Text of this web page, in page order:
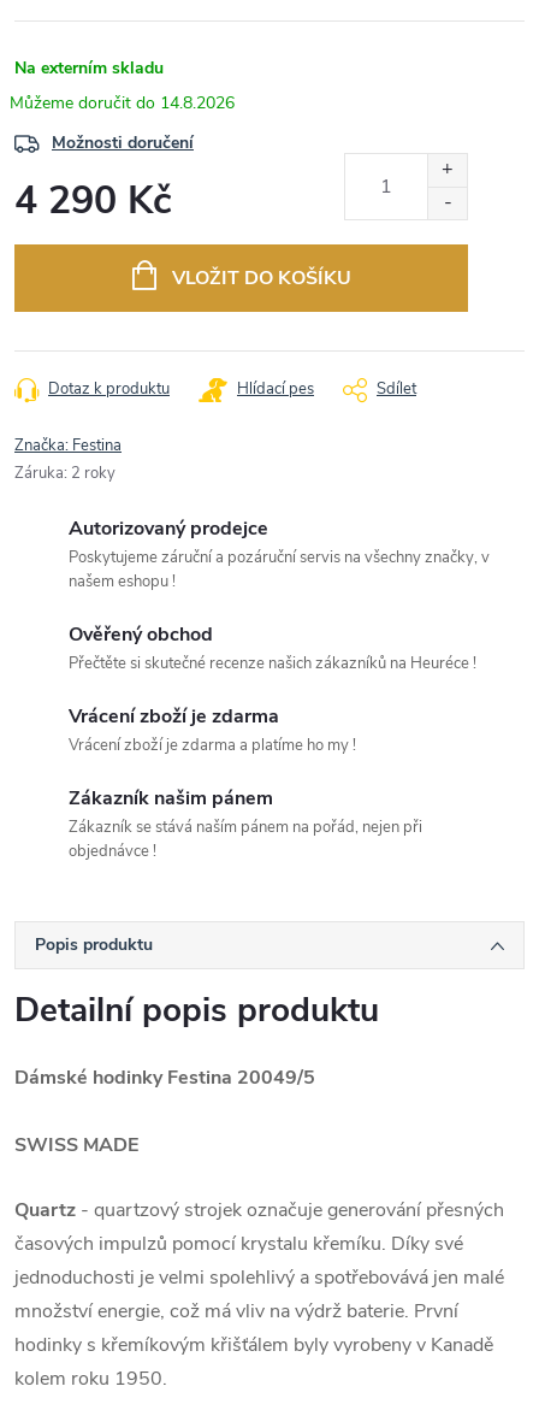
Na externím skladu
14.8.2026
Možnosti doručení
4 290 Kč
VLOŽIT DO KOŠÍKU
Dotaz k produktu Hlídací pes Sdílet
Značka: Festina
Záruka: 2 roky
Autorizovaný prodejce
Poskytujeme záruční a pozáruční servis na všechny značky, v
našem eshopu !
Ověřený obchod
Přečtěte si skutečné recenze našich zákazníků na Heuréce !
Vrácení zboží je zdarma
Vrácení zboží je zdarma a platíme ho my !
Zákazník našim pánem
Zákazník se stává naším pánem na pořád, nejen při
objednávce !
Popis produktu
Detailní popis produktu
Dámské hodinky Festina 20049/5
SWISS MADE
Quartz - quartzový strojek označuje generování přesných
časových impulzů pomocí krystalu křemíku. Díky své
jednoduchosti je velmi spolehlivý a spotřebovává jen malé
množství energie, což má vliv na výdrž baterie. První
hodinky s křemíkovým křišťálem byly vyrobeny v Kanadě
kolem roku 1950.